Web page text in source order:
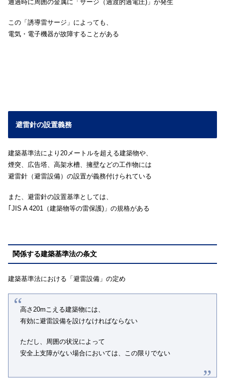
通過時に周囲の金属に「サージ（過渡的過電圧)」が発生
この「誘導雷サージ」によっても、
電気・電子機器が故障することがある
避雷針の設置義務
建築基準法により20メートルを超える建築物や、
煙突、広告塔、高架水槽、擁壁などの工作物には
避雷針（避雷設備）の設置が義務付けられている
また、避雷針の設置基準としては、
｢JIS A 4201（建築物等の雷保護)」の規格がある
関係する建築基準法の条文
建築基準法における「避雷設備」の定め
高さ20mこえる建築物には、
有効に避雷設備を設けなければならない
ただし、周囲の状況によって
安全上支障がない場合においては、この限りでない